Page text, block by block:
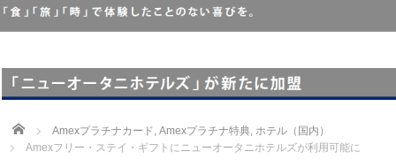
Home Amexプラチナカード Amexプラチナ特典, ホテル（国内）
Amexフリー・ステイ・ギフトにニューオータニホテルズが利用可能に